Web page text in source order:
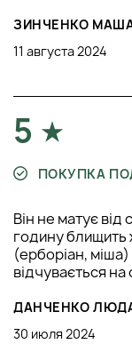
ЗИНЧЕНКО
11 августа 2024
5
ПОКУПКА
Він не матує від
годину блищить
(ерборіан,
відчувається на
ДАНЧЕНКО
30 июля 2024